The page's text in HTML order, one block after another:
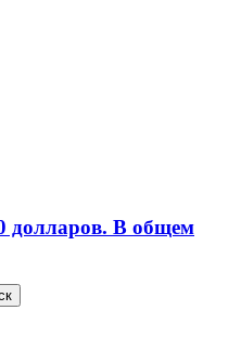
долларов. В общем